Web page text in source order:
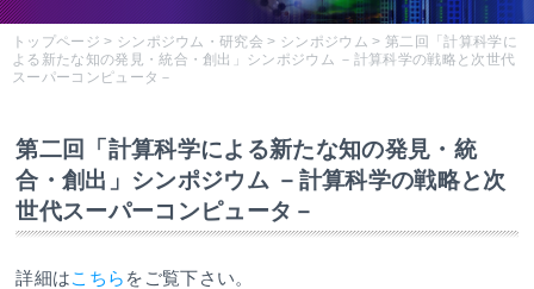
トップページ > シンポジウム・研究会 > シンポジウム > 第二回「計算科学に
よる新たな知の発見・統合・創出」シンポジウム －計算科学の戦略と次世代
スーパーコンピュータ－
第二回「計算科学による新たな知の発見・統
合・創出」シンポジウム －計算科学の戦略と次
世代スーパーコンピュータ－
詳細はこちら をご覧下さい。